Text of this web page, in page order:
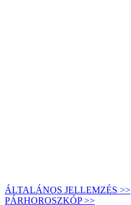
ÁLTALÁNOS JELLEMZÉS >>
PÁRHOROSZKÓP >>